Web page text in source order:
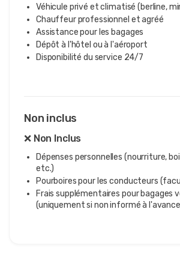
Véhicule privé et climatisé (berline,
Chauffeur professionnel et agréé
Assistance pour les bagages
Dépôt à l'hôtel ou à l'aéroport
Disponibilité du service 24/7
Non inclus
❌ Non Inclus
Dépenses personnelles (nourriture,
etc.)
Pourboires pour les conducteurs
Frais supplémentaires pour bagages
(uniquement si non informé à